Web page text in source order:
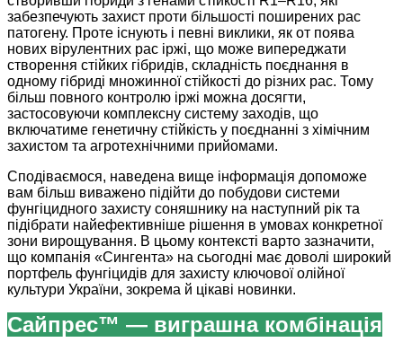
забезпечують захист проти більшості поширених рас
патогену. Проте існують і певні виклики, як от поява
нових вірулентних рас іржі, що може випереджати
створення стійких гібридів, складність поєднання в
одному гібриді множинної стійкості до різних рас. Тому
більш повного контролю іржі можна досягти,
застосовуючи комплексну систему заходів, що
включатиме генетичну стійкість у поєднанні з хімічним
захистом та агротехнічними прийомами.
Сподіваємося, наведена вище інформація допоможе
вам більш виважено підійти до побудови системи
фунгіцидного захисту соняшнику на наступний рік та
підібрати найефективніше рішення в умовах конкретної
зони вирощування. В цьому контексті варто зазначити,
що компанія «Сингента» на сьогодні має доволі широкий
портфель фунгіцидів для захисту ключової олійної
культури України, зокрема й цікаві новинки.
Сайпрес™ — виграшна комбінація